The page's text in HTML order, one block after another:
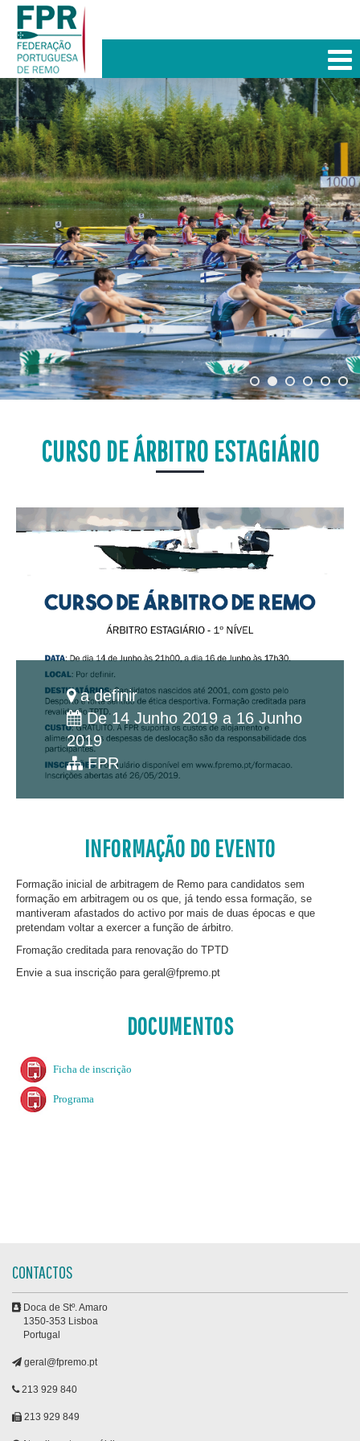
CURSO DE ÁRBITRO ESTAGIÁRIO
a definir
De 14 Junho 2019 a 16 Junho
2019
FPR
INFORMAÇÃO DO EVENTO
Formação inicial de arbitragem de Remo para candidatos sem
formação em arbitragem ou os que, já tendo essa formação, se
mantiveram afastados do activo por mais de duas épocas e que
pretendam voltar a exercer a função de árbitro.
Fromação creditada para renovação do TPTD
Envie a sua inscrição para geral@fpremo.pt
DOCUMENTOS
Ficha de inscrição
Programa
CONTACTOS
Doca de Stº. Amaro
1350-353 Lisboa
Portugal
geral@fpremo.pt
213 929 840
213 929 849